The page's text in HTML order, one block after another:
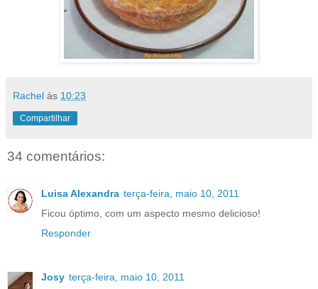
Rachel às 10:23
Compartilhar
34 comentários:
Luisa Alexandra terça-feira, maio 10, 2011
Ficou óptimo, com um aspecto mesmo delicioso!
Responder
Josy terça-feira, maio 10, 2011